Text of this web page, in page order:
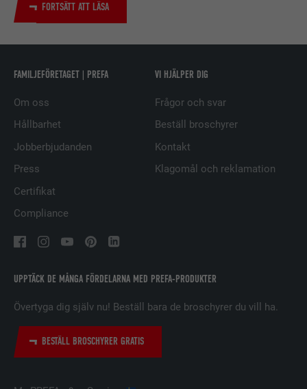
FORTSÄTT ATT LÄSA
UPPTÄCK DE MÅNGA FÖRDELARNA MED PREFA-PRODUKTER
Övertyga dig själv nu! Beställ bara de broschyrer du vill ha.
BESTÄLL BROSCHYRER GRATIS
FAMILJEFÖRETAGET | PREFA
Om oss
Hållbarhet
Jobberbjudanden
Press
Certifikat
Compliance
VI HJÄLPER DIG
Frågor och svar
Beställ broschyrer
Kontakt
Klagomål och reklamation
ÄNDAMÅL
tjänster.
LEVERANTÖRER
PROCEDUR
ÄNDAMÅL
EFTERNAMN lidc
LEVERANTÖRER LinkedIn
PROCEDUR 1 dag